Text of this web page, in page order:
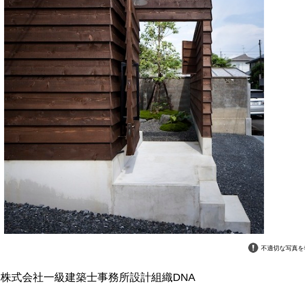
不適切な写真
株式会社一級建築士事務所設計組織DNA